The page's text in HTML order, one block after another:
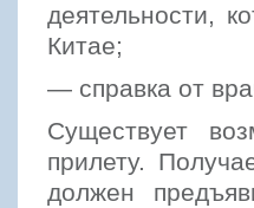
деятельности,
Китае;
— справка от
Существует
прилету.
должен